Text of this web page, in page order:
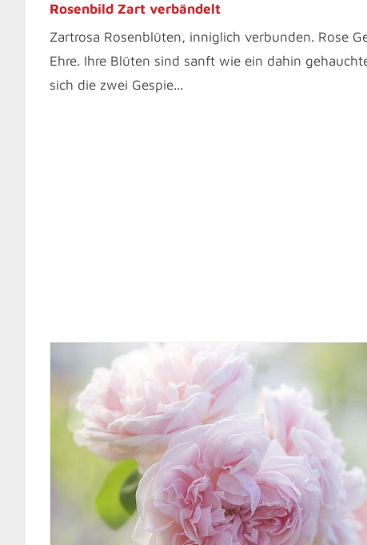
Rosenbild Zart verbändelt
Zartrosa Rosenblüten, inniglich verbunden. Rose
Ehre. Ihre Blüten sind sanft wie ein dahin
sich die zwei Gespie...